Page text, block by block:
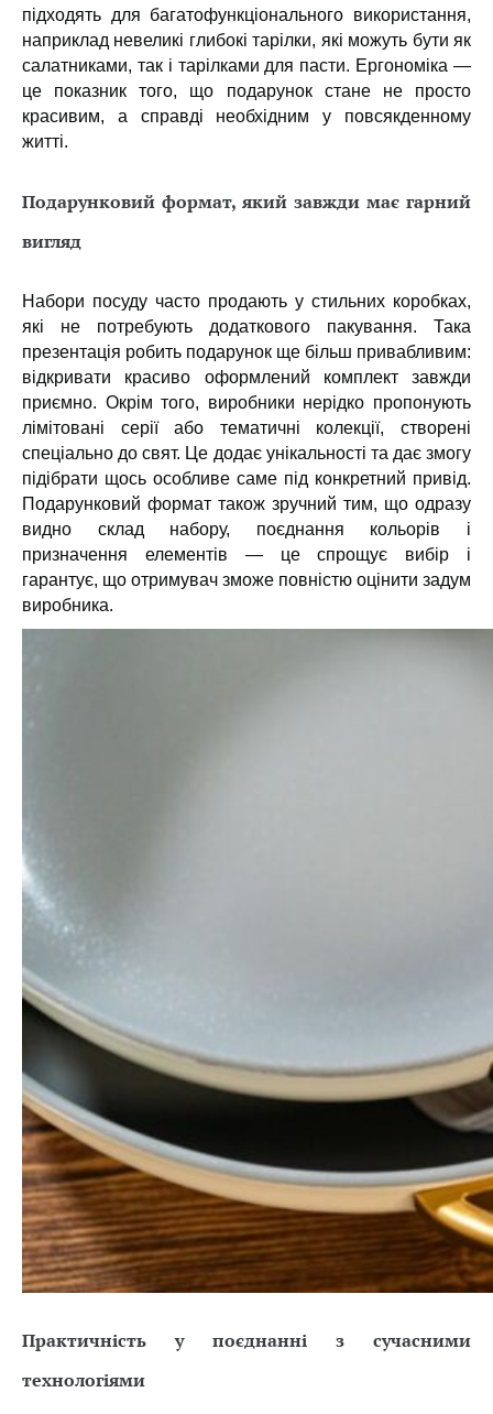
підходять для багатофункціонального використання,
наприклад невеликі глибокі тарілки, які можуть бути як
салатниками, так і тарілками для пасти. Ергономіка —
це показник того, що подарунок стане не просто
красивим, а справді необхідним у повсякденному
житті.
Подарунковий формат, який завжди має гарний
вигляд
Набори посуду часто продають у стильних коробках,
які не потребують додаткового пакування. Така
презентація робить подарунок ще більш привабливим:
відкривати красиво оформлений комплект завжди
приємно. Окрім того, виробники нерідко пропонують
лімітовані серії або тематичні колекції, створені
спеціально до свят. Це додає унікальності та дає змогу
підібрати щось особливе саме під конкретний привід.
Подарунковий формат також зручний тим, що одразу
видно склад набору, поєднання кольорів і
призначення елементів — це спрощує вибір і
гарантує, що отримувач зможе повністю оцінити задум
виробника.
Практичність у поєднанні з сучасними
технологіями